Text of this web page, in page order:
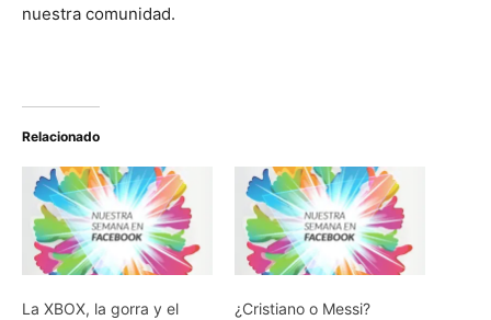
nuestra comunidad.
Relacionado
La XBOX, la gorra y el
¿Cristiano o Messi?